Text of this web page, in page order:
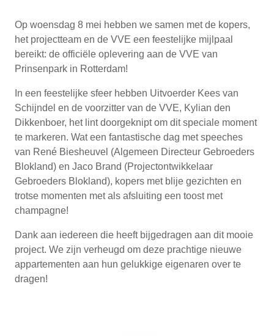
Op woensdag 8 mei hebben we samen met de kopers,
het projectteam en de VVE een feestelijke mijlpaal
bereikt: de officiële oplevering aan de VVE van
Prinsenpark in Rotterdam!
In een feestelijke sfeer hebben Uitvoerder Kees van
Schijndel en de voorzitter van de VVE, Kylian den
Dikkenboer, het lint doorgeknipt om dit speciale moment
te markeren. Wat een fantastische dag met speeches
van René Biesheuvel (Algemeen Directeur Gebroeders
Blokland) en Jaco Brand (Projectontwikkelaar
Gebroeders Blokland), kopers met blije gezichten en
trotse momenten met als afsluiting een toost met
champagne!
Dank aan iedereen die heeft bijgedragen aan dit mooie
project. We zijn verheugd om deze prachtige nieuwe
appartementen aan hun gelukkige eigenaren over te
dragen!